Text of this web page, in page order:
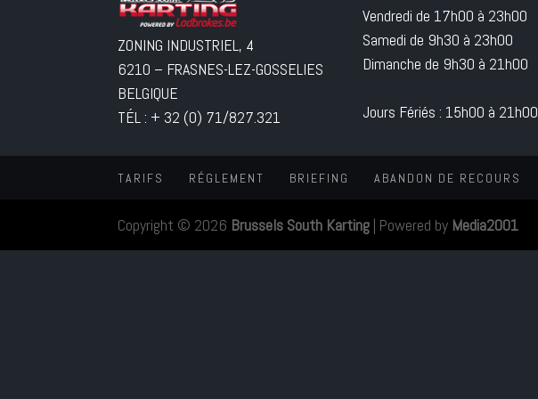
ZONING INDUSTRIEL, 4
6210 – FRASNES-LEZ-GOSSELIES
BELGIQUE
TÉL : + 32 (0) 71/827.321
Vendredi de 17h00 à 23h00
Samedi de 9h30 à 23h00
Dimanche de 9h30 à 21h00
Jours Fériés : 15h00 à 21h00
TARIFS RÉGLEMENT BRIEFING ABANDON DE RECOURS
Copyright © 2026 Brussels South Karting | Powered by Media2001